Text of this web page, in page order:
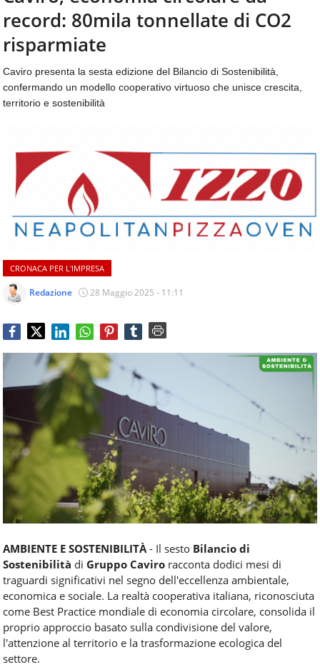
aggiornamenti
quotidiani
temi
come
ospitalità,
ristorazione,
catering
e
articoli
sul
mondo
dei
consumi
fuoricasa,
Food
Service
e
tutte
le
novità
comparto
Horeca.
CONTATTI
record: 80mila tonnellate di CO2
risparmiate
Caviro presenta la sesta edizione del Bilancio di Sostenibilità,
confermando un modello cooperativo virtuoso che unisce crescita,
territorio e sostenibilità
CRONACA PER L'IMPRESA
Redazione 28 Maggio 2025 - 11:11
AMBIENTE E SOSTENIBILITÀ- Il sesto Bilancio di
Sostenibilità di Gruppo Caviro racconta dodici mesi di
traguardi significativi nel segno dell'eccellenza ambientale,
economica e sociale. La realtà cooperativa italiana, riconosciuta
come Best Practice mondiale di economia circolare, consolida il
proprio approccio basato sulla condivisione del valore,
l'attenzione al territorio e la trasformazione ecologica del
settore.